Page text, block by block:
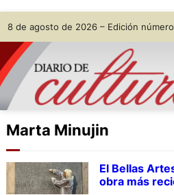
Skip
to
content
8 de agosto de 2026 – Edición
Marta Minujin
El Bellas
obra más